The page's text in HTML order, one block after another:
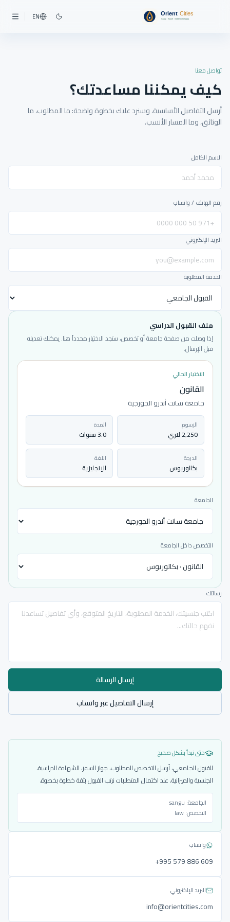
EN
تواصل معنا
كيف يمكننا مساعدتك؟
أرسل التفاصيل الأساسية، وسنرد عليك بخطوة واضحة: ما المطلوب، ما
الوثائق، وما المسار الأنسب.
الاسم الكامل
رقم الهاتف / واتساب
البريد الإلكتروني
الخدمة المطلوبة
ملف القبول الدراسي
إذا وصلت من صفحة جامعة أو تخصص، ستجد الاختيار محدداً هنا. يمكنك تعديله
قبل الإرسال.
الاختيار الحالي
القانون
جامعة سانت أندرو الجورجية
الرسوم
2,250 لاري
المدة
3.0 سنوات
الدرجة
بكالوريوس
اللغة
الإنجليزية
الجامعة
التخصص داخل الجامعة
رسالتك
إرسال الرسالة
إرسال التفاصيل عبر واتساب
حتى نبدأ بشكل صحيح
للقبول الجامعي، أرسل التخصص المطلوب، جواز السفر، الشهادة الدراسية،
الجنسية والميزانية. عند اكتمال المتطلبات نرتب القبول بثقة خطوة بخطوة.
الجامعة: sangu
التخصص:law
واتساب
‎+995 579 886 609
البريد الإلكتروني
info@orientcities.com